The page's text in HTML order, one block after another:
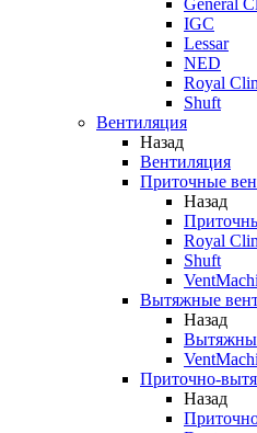
General
IGC
Lessar
NED
Royal
Shuft
Вентиляция
Назад
Вентиляция
Приточные
Назад
Royal
Shuft
Вытяжные
Назад
Приточно-
Назад